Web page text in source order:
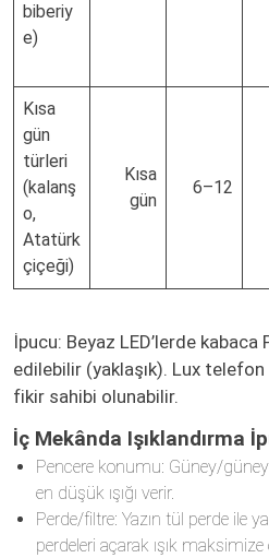
biberiy
e)
Kısa
gün
türleri
(kalanş
o,
Atatürk
çiçeği)
Kısa
gün
6–12
İpucu: Beyaz LED’lerde kabaca
edilebilir (yaklaşık). Lux
fikir sahibi olunabilir.
İç Mekânda Işıklandırma
Pencere konumu: Güney/
en düşük ışığı verir.
Perde/filtre: Yazın tül perde ile
perdeleri açarak ışık maksimize